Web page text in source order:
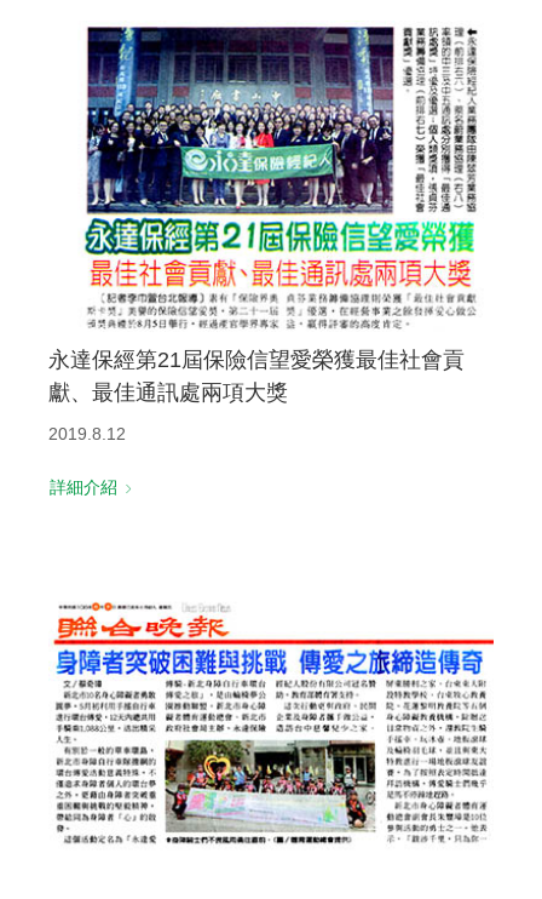
永達保經第21屆保險信望愛榮獲最佳社會貢
獻、最佳通訊處兩項大獎
2019.8.12
詳細介紹